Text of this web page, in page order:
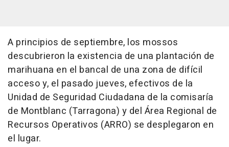
A principios de septiembre, los mossos
descubrieron la existencia de una plantación de
marihuana en el bancal de una zona de difícil
acceso y, el pasado jueves, efectivos de la
Unidad de Seguridad Ciudadana de la comisaría
de Montblanc (Tarragona) y del Área Regional de
Recursos Operativos (ARRO) se desplegaron en
el lugar.